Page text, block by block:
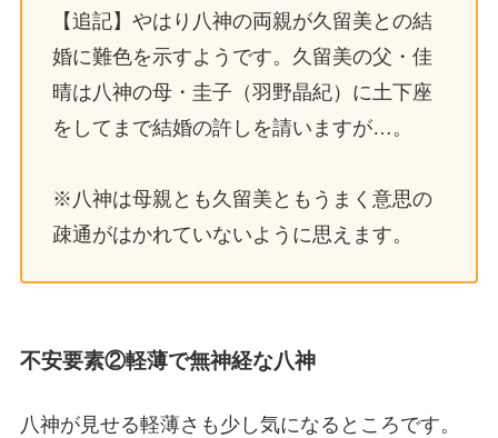
【追記】やはり八神の両親が久留美との結
婚に難色を示すようです。久留美の父・佳
晴は八神の母・圭子（羽野晶紀）に土下座
をしてまで結婚の許しを請いますが…。
※八神は母親とも久留美ともうまく意思の
疎通がはかれていないように思えます。
不安要素②軽薄で無神経な八神
八神が見せる軽薄さも少し気になるところです。